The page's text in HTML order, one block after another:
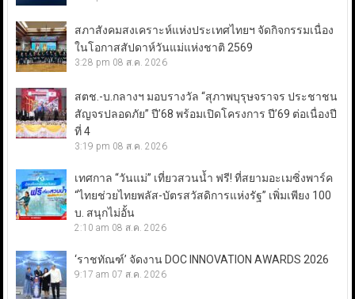
สภาสังคมสงเคราะห์แห่งประเทศไทยฯ จัดกิจกรรมเนื่อง
ในโอกาสสัปดาห์วันแม่แห่งชาติ 2569
3:28 pm 08 ส.ค. 2026
สตช.-บ.กลางฯ มอบรางวัล “สุภาพบุรุษจราจร ประชาชน
สัญจรปลอดภัย” ปี’68 พร้อมเปิดโครงการ ปี’69 ต่อเนื่องปี
ที่ 4
3:19 pm 08 ส.ค. 2026
เทศกาล “วันแม่” เที่ยวสวนน้ำ ฟรี! ที่สยามอะเมซิ่งพาร์ค
“ไทยช่วยไทยพลัส-บัตรสวัสดิการแห่งรัฐ” เพิ่มเพียง 100
บ. สนุกไม่อั้น
2:10 am 08 ส.ค. 2026
‘ราชทัณฑ์’ จัดงาน DOC INNOVATION AWARDS 2026
9:17 am 07 ส.ค. 2026